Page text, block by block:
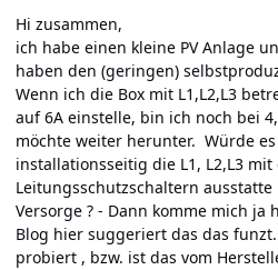
Hi zusammen,
ich habe einen kleine PV Anlage
haben den (geringen)
Wenn ich die Box mit L1,L2,L3
auf 6A einstelle, bin ich noch bei
möchte weiter herunter. Würde
installationsseitig die L1, L2,L3 mit
Leitungsschutzschaltern ausstatte
Versorge ? - Dann komme mich ja
Blog hier suggeriert das das
probiert , bzw. ist das vom